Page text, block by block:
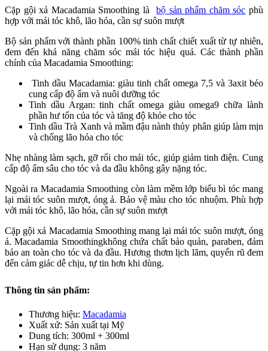
Cặp gội xả Macadamia Smoothing làbộ sản phẩm chăm sóc phù
hợp với mái tóc khô, lão hóa, cần sự suôn mượt
Bộ sản phẩm với thành phần 100% tinh chất chiết xuất từ tự nhiên,
đem đến khả năng chăm sóc mái tóc hiệu quả. Các thành phần
chính của Macadamia Smoothing:
Tinh dầu Macadamia: giàu tinh chất omega 7,5 và 3axit béo
cung cấp độ ẩm và nuôi dưỡng tóc
Tinh dầu Argan: tinh chất omega giàu omega9 chữa lành
phần hư tổn của tóc và tăng độ khỏe cho tóc
Tinh dầu Trà Xanh và mầm đậu nành thủy phân giúp làm mịn
và chống lão hóa cho tóc
Nhẹ nhàng làm sạch, gỡ rối cho mái tóc, giúp giảm tinh điện. Cung
cấp độ ẩm sâu cho tóc và da đầu không gây nặng tóc.
Ngoài ra Macadamia Smoothing còn làm mềm lớp biểu bì tóc mang
lại mái tóc suôn mượt, óng ả. Bảo vệ màu cho tóc nhuộm. Phù hợp
với mái tóc khô, lão hóa, cần sự suôn mượt
Cặp gội xả Macadamia Smoothing mang lại mái tóc suôn mượt, óng
ả. Macadamia Smoothingkhông chứa chất bảo quản, paraben, đảm
bảo an toàn cho tóc và da đầu. Hương thơm lịch lãm, quyến rũ đem
đến cảm giác dễ chịu, tự tin hơn khi dùng.
Thông tin sản phẩm:
Thương hiệu: Macadamia
Xuất xứ: Sản xuất tại Mỹ
Dung tích: 300ml + 300ml
Hạn sử dụng: 3 năm